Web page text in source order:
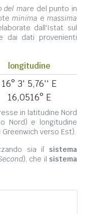
del mare del punto in
minima e massima
dall'Istat sul
dai dati provenienti
longitudine
16° 3' 5,76'' E
16,0516° E
in latitudine Nord
Nord) e longitudine
verso Est).
sia il sistema
), che il sistema